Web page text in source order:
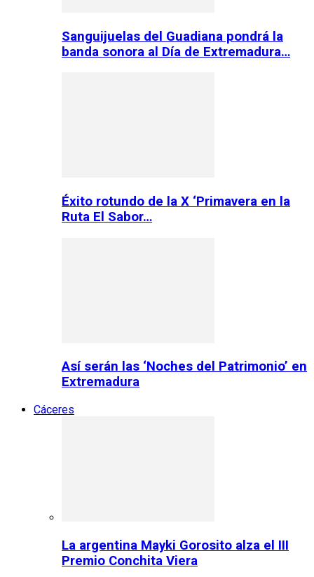
Sanguijuelas del Guadiana pondrá la
banda sonora al Día de Extremadura…
Éxito rotundo de la X ‘Primavera en la
Ruta El Sabor…
Así serán las ‘Noches del Patrimonio’ en
Extremadura
Cáceres
La argentina Mayki Gorosito alza el III
Premio Conchita Viera